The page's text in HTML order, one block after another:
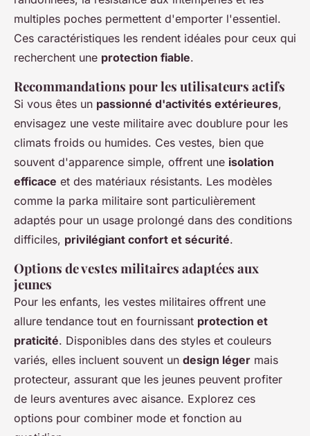
multiples poches permettent d'emporter l'essentiel.
Ces caractéristiques les rendent idéales pour ceux qui
recherchent une protection fiable.
Recommandations pour les utilisateurs actifs
Si vous êtes un passionné d'activités extérieures,
envisagez une veste militaire avec doublure pour les
climats froids ou humides. Ces vestes, bien que
souvent d'apparence simple, offrent une isolation
efficace et des matériaux résistants. Les modèles
comme la parka militaire sont particulièrement
adaptés pour un usage prolongé dans des conditions
difficiles, privilégiant confort et sécurité.
Options de vestes militaires adaptées aux
jeunes
Pour les enfants, les vestes militaires offrent une
allure tendance tout en fournissant protection et
praticité. Disponibles dans des styles et couleurs
variés, elles incluent souvent un design léger mais
protecteur, assurant que les jeunes peuvent profiter
de leurs aventures avec aisance. Explorez ces
options pour combiner mode et fonction au